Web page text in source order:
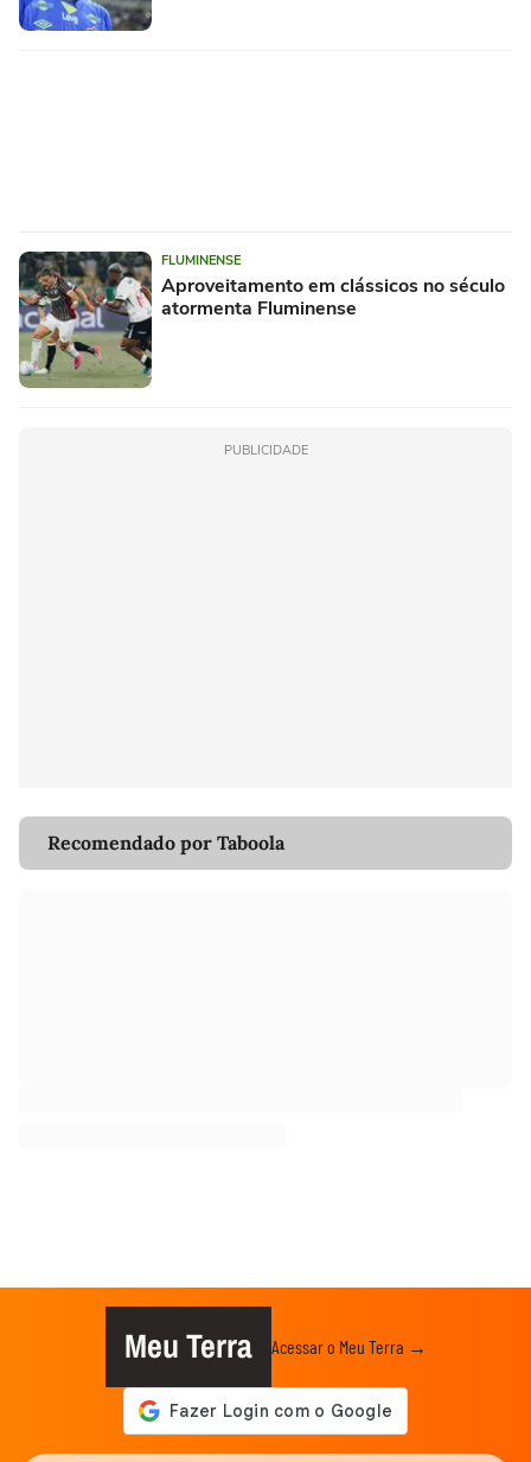
FLUMINENSE
Aproveitamento em clássicos no século
atormenta Fluminense
PUBLICIDADE
Recomendado por Taboola
Meu Terra Acessar o Meu Terra →